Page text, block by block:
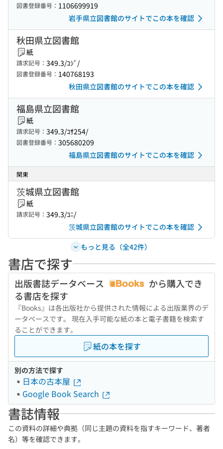
図書登録番号： 1106699919
岩手県立図書館のサイトでこの本を確認
秋田県立図書館
紙
請求記号： 349.3/ｺｼﾞ/
図書登録番号： 140768193
秋田県立図書館のサイトでこの本を確認
福島県立図書館
紙
請求記号： 349.3/ｺｻ254/
図書登録番号： 305680209
福島県立図書館のサイトでこの本を確認
関東
茨城県立図書館
紙
請求記号： 349.3/ｺﾆ/
茨城県立図書館のサイトでこの本を確認
もっと見る（全42件）
書店で探す
出版書誌データベース
から購入でき
る書店を探す
『Books』は各出版社から提供された情報による出版業界のデ
ータベースです。 現在入手可能な紙の本と電子書籍を検索す
ることができます。
紙の本を探す
別の方法で探す
日本の古本屋
Google Book Search
書誌情報
この資料の詳細や典拠（同じ主題の資料を指すキーワード、著者
名）等を確認できます。